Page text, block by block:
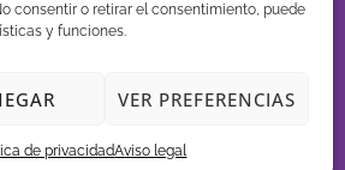
consentir o retirar el consentimiento, puede
y funciones.
VER PREFERENCIAS
de privacidadAviso legal